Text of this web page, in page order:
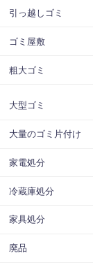
引っ越しゴミ
ゴミ屋敷
粗大ゴミ
大型ゴミ
大量のゴミ片付け
家電処分
冷蔵庫処分
家具処分
廃品